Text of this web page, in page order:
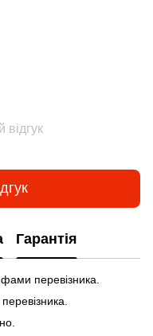
Гарантія
перевізника.